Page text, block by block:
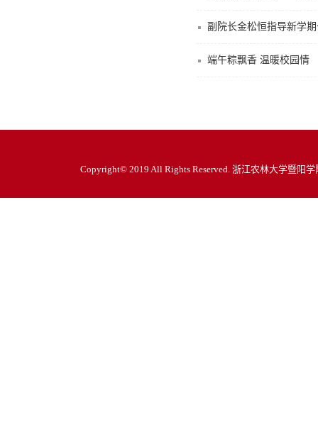
副院长金松恒指导新学
端午粽飘香 温暖校园情
Copyright© 2019 All Rights Reserved. 浙江农林大学暨